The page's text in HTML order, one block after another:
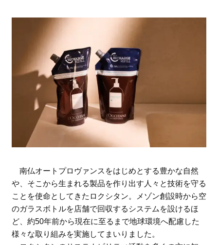
南仏オートプロヴァンスをはじめとする豊かな自然
や、そこから生まれる製品を作り出す人々と技術を守る
ことを使命としてきたロクシタン。メゾン創設時から空
のガラスボトルを店舗で回収するシステムを設けるほ
ど、約50年前から現在に至るまで地球環境へ配慮した
様々な取り組みを実施してまいりました。